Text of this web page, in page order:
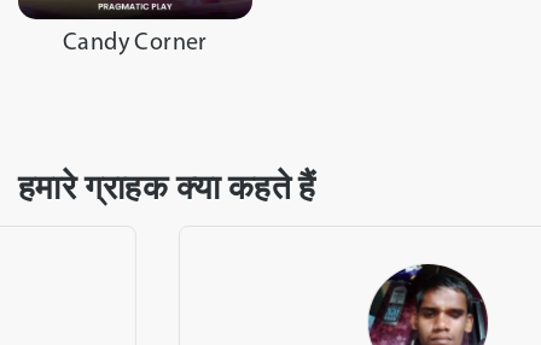
Candy Corner
हमारे ग्राहक क्या कहते हैं